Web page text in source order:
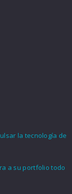
la tecnología de
a su portfolio todo